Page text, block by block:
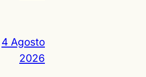
4 Agosto
2026